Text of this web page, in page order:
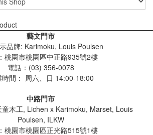
藝文門市
品牌: Karimoku, Louis Poulsen
桃園市桃園區中正路935號2樓
電話：(03) 356-0078
間： 周六、日 14:00-18:00
中路門市
木工, Lichen x Karimoku, Marset, Louis
Poulsen, ILKW
桃園市桃園區正光路515號1樓